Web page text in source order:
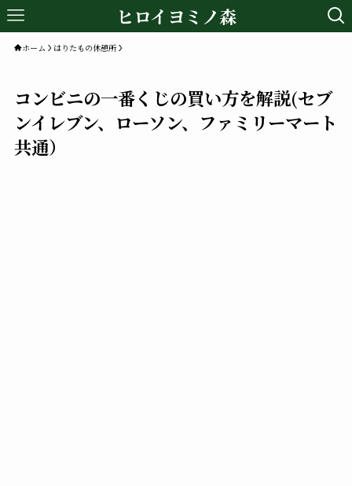
ヒロイヨミノ森
ホーム はりたもの休憩所
コンビニの一番くじの買い方を解説(セブ
ンイレブン、ローソン、ファミリーマート
共通）